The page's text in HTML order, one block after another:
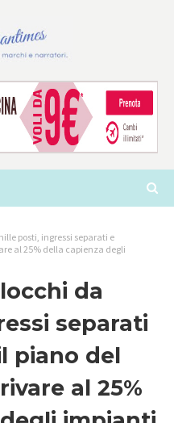
posti, ingressi separati e
al 25% della capienza degli
da
separati
piano del
al 25%